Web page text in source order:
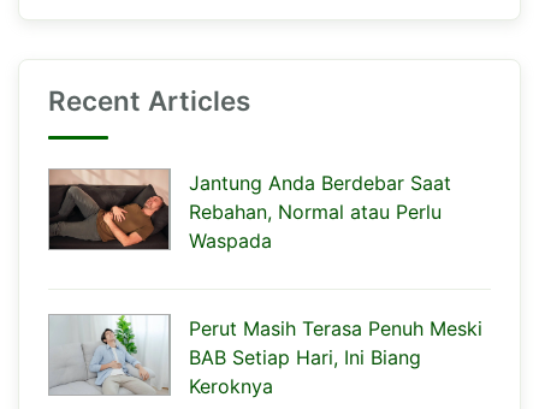
Recent Articles
Jantung Anda Berdebar Saat
Rebahan, Normal atau Perlu
Waspada
Perut Masih Terasa Penuh Meski
BAB Setiap Hari, Ini Biang
Keroknya